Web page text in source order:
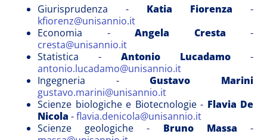
Giurisprudenza - Katia Fiorenza -
kfiorenz@unisannio.it
Economia - Angela Cresta -
cresta@unisannio.it
Statistica - Antonio Lucadamo -
antonio.lucadamo@unisannio.it
Ingegneria -Gustavo Marini
gustavo.marini@unisannio.it
Scienze biologiche e Biotecnologie - Flavia De
Nicola -flavia.denicola@unisannio.it
Scienze geologiche - Bruno Massa -